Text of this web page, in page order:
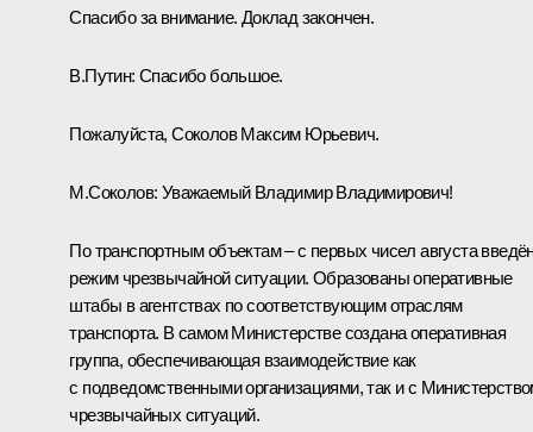
Спасибо за внимание. Доклад закончен.
В.Путин: Спасибо большое.
Пожалуйста, Соколов Максим Юрьевич.
М.Соколов: Уважаемый Владимир Владимирович!
По транспортным объектам – с первых чисел августа
режим чрезвычайной ситуации. Образованы оперативные
штабы в агентствах по соответствующим отраслям
транспорта. В самом Министерстве создана оперативная
группа, обеспечивающая взаимодействие как
с подведомственными организациями, так и с
чрезвычайных ситуаций.